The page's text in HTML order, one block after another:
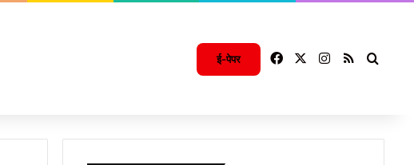
ई-पेपर FacebookInstagram
RSS